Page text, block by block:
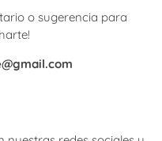
o sugerencia para